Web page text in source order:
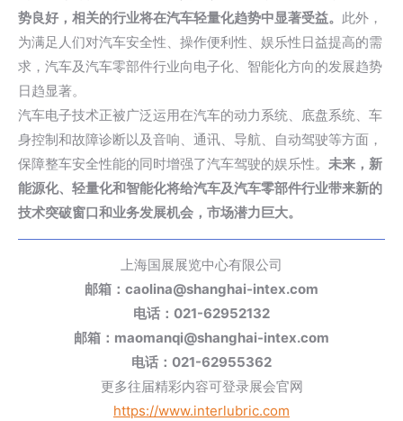
势良好，相关的行业将在汽车轻量化趋势中显著受益。 此外，
为满足人们对汽车安全性、操作便利性、娱乐性日益提高的需
求，汽车及汽车零部件行业向电子化、智能化方向的发展趋势
日趋显著。
汽车电子技术正被广泛运用在汽车的动力系统、底盘系统、车
身控制和故障诊断以及音响、通讯、导航、自动驾驶等方面，
保障整车安全性能的同时增强了汽车驾驶的娱乐性。 未来，新
能源化、轻量化和智能化将给汽车及汽车零部件行业带来新的
技术突破窗口和业务发展机会，市场潜力巨大。
上海国展展览中心有限公司
邮箱：caolina@shanghai-intex.com
电话：021-62952132
邮箱：maomanqi@shanghai-intex.com
电话：021-62955362
更多往届精彩内容可登录展会官网
https://www.interlubric.com